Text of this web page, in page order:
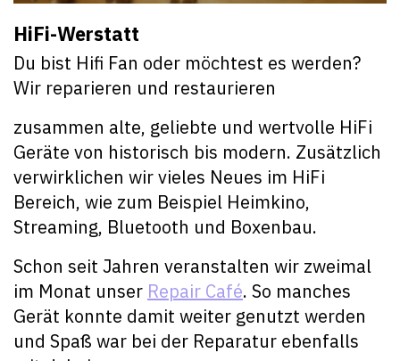
HiFi-Werstatt
Du bist Hifi Fan oder möchtest es werden?
Wir reparieren und restaurieren
zusammen alte, geliebte und wertvolle HiFi
Geräte von historisch bis modern. Zusätzlich
verwirklichen wir vieles Neues im HiFi
Bereich, wie zum Beispiel Heimkino,
Streaming, Bluetooth und Boxenbau.
Schon seit Jahren veranstalten wir zweimal
im Monat unser Repair Café. So manches
Gerät konnte damit weiter genutzt werden
und Spaß war bei der Reparatur ebenfalls